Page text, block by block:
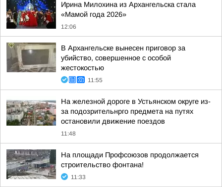
Ирина Милохина из Архангельска стала
«Мамой года 2026»
12:06
В Архангельске вынесен приговор за
убийство, совершенное с особой
жестокостью
11:55
На железной дороге в Устьянском округе из-
за подозрительнрго предмета на путях
остановили движение поездов
11:48
На площади Профсоюзов продолжается
строительство фонтана!
11:33